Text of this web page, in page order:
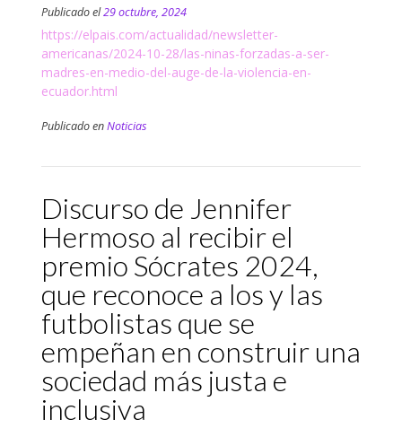
Publicado el29 octubre, 2024
https://elpais.com/actualidad/newsletter-
americanas/2024-10-28/las-ninas-forzadas-a-ser-
madres-en-medio-del-auge-de-la-violencia-en-
ecuador.html
Publicado enNoticias
Discurso de Jennifer
Hermoso al recibir el
premio Sócrates 2024,
que reconoce a los y las
futbolistas que se
empeñan en construir una
sociedad más justa e
inclusiva